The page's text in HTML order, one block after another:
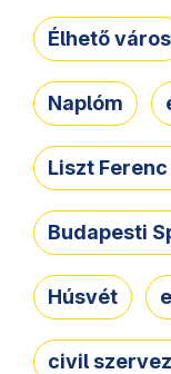
Élhető város
Naplóm
Liszt
Budapesti
Húsvét
civil